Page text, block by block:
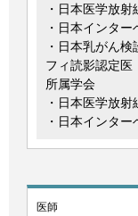
・日本医学放
・日本インタ
・日本乳がん
フィ読影認定医
所属学会
・日本医学放射
・日本インタ
医師